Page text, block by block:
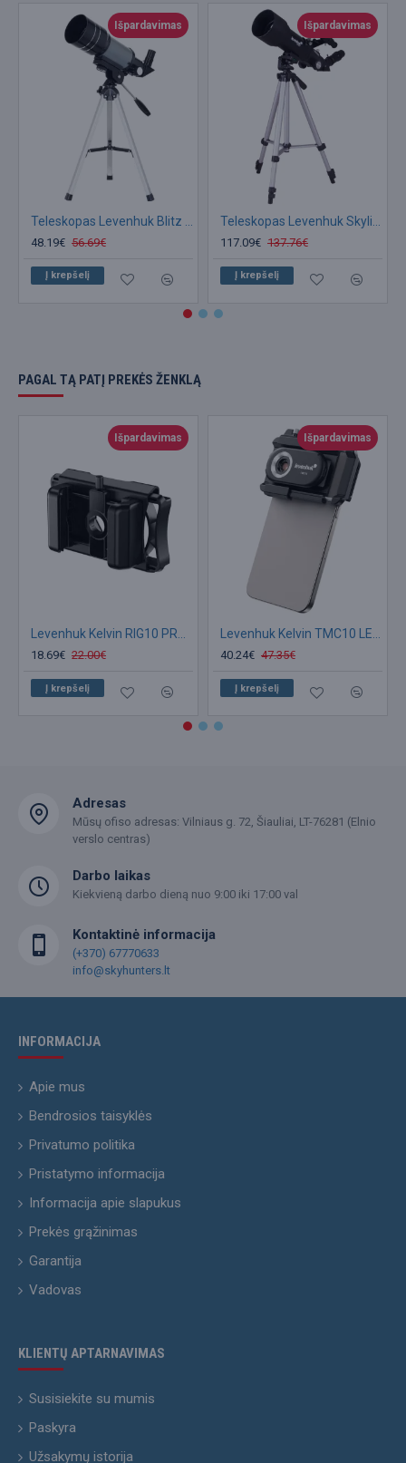
Išpardavimas
48.19€ 56.69€
Į krepšelį
Išpardavimas
117.09€ 137.76€
Į krepšelį
PAGAL TĄ PATĮ PREKĖS ŽENKLĄ
Išpardavimas
18.69€ 22.00€
Į krepšelį
Išpardavimas
40.24€ 47.35€
Į krepšelį
Adresas
Mūsų ofiso adresas: Vilniaus g. 72, Šiauliai, LT-76281 (Elnio
verslo centras)
Darbo laikas
Kiekvieną darbo dieną nuo 9:00 iki 17:00 val
Kontaktinė informacija
(+370) 67770633
info@skyhunters.lt
INFORMACIJA
Apie mus
Bendrosios taisyklės
Privatumo politika
Pristatymo informacija
Informacija apie slapukus
Prekės grąžinimas
Garantija
Vadovas
KLIENTŲ APTARNAVIMAS
Susisiekite su mumis
Paskyra
Užsakymų istorija